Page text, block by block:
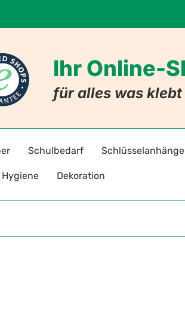
Ihr Online-
für alles was
Schulbedarf
Stift- und HeftaufkleberSchlüsselanhänger
Hygiene Dekoration